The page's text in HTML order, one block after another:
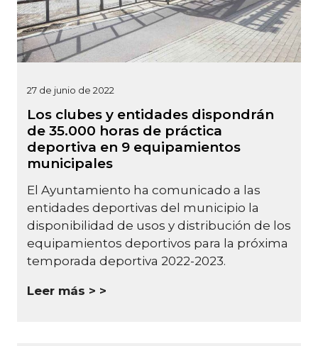
27 de junio de 2022
Los clubes y entidades dispondrán
de 35.000 horas de práctica
deportiva en 9 equipamientos
municipales
El Ayuntamiento ha comunicado a las
entidades deportivas del municipio la
disponibilidad de usos y distribución de los
equipamientos deportivos para la próxima
temporada deportiva 2022-2023.
Leer más >